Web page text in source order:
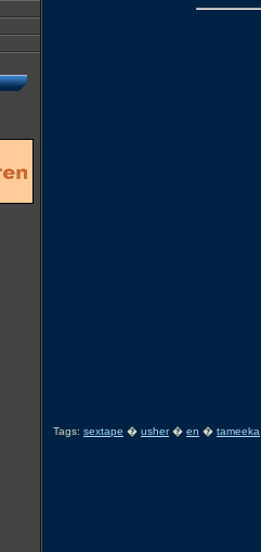
Tags: sextape � usher� en � tameeka